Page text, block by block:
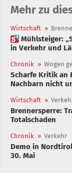
Mehr zu
Wirtschaft »
 Mühlsteiger: „Sie müssen uns verstehen! Wir versinken
in Verkehr und
Chronik » Wogen
Scharfe Kritik an
Nachbarn nicht
Wirtschaft »
Brennersperre:
Totalschaden
Chronik » Verkehr
Demo in
30. Mai